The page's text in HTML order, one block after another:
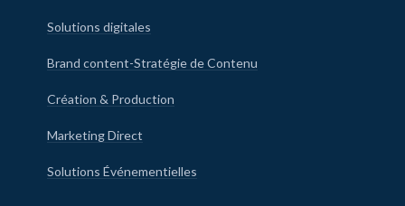
Solutions digitales
Brand content-Stratégie de Contenu
Création & Production
Marketing Direct
Solutions Événementielles